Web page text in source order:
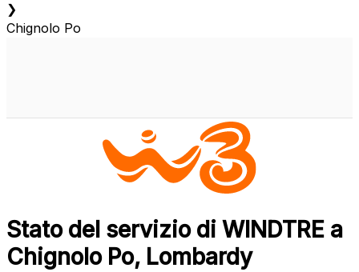
❯
Chignolo Po
Stato del servizio di WINDTRE a
Chignolo Po, Lombardy